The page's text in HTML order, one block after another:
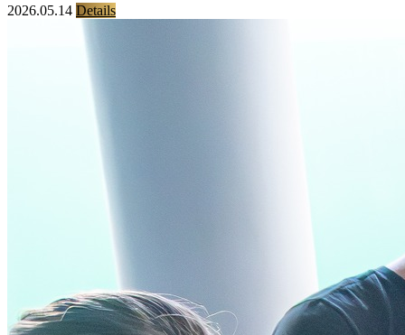
2026.05.14 Details